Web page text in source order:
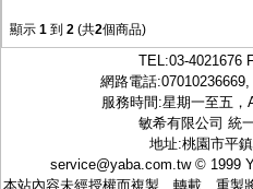
顯示 1 到 2 (共2個商品)
TEL:03-4021676
網路電話
服務時間:星期一至五
敏希有限公司 統
地址:桃園市平
service@yaba.com.tw© 1999
本站內容未經授權而複製、轉載、重製